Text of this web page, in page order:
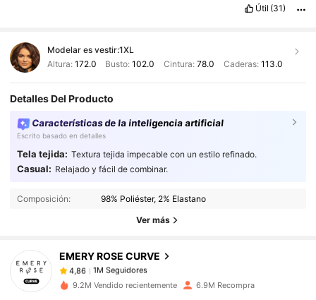
Útil (31)
Modelar es vestir:1XL
Altura: 172.0 Busto:102.0 Cintura: 78.0 Caderas: 113.0
Detalles Del Producto
Características de la inteligencia artificial
Escrito basado en detalles
Tela tejida: Textura tejida impecable con un estilo refinado.
Casual: Relajado y fácil de combinar.
Composición: 98% Poliéster, 2% Elastano
Ver más
EMERY ROSE CURVE
4,86 1M Seguidores
4,86
1M Seguidores
l***2 pagóHace 1 día
9.2M Vendido recientemente 6.9M Recompra